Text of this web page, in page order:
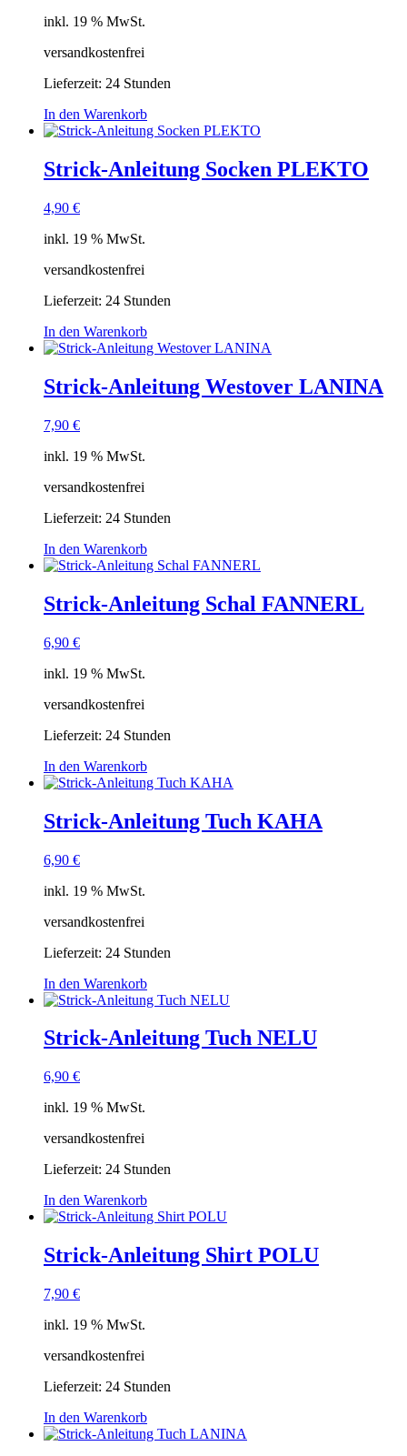
inkl. 19 % MwSt.
versandkostenfrei
Lieferzeit: 24 Stunden
In den Warenkorb
Strick-Anleitung Socken PLEKTO
4,90 €
inkl. 19 % MwSt.
versandkostenfrei
Lieferzeit: 24 Stunden
In den Warenkorb
Strick-Anleitung Westover LANINA
7,90 €
inkl. 19 % MwSt.
versandkostenfrei
Lieferzeit: 24 Stunden
In den Warenkorb
Strick-Anleitung Schal FANNERL
6,90 €
inkl. 19 % MwSt.
versandkostenfrei
Lieferzeit: 24 Stunden
In den Warenkorb
Strick-Anleitung Tuch KAHA
6,90 €
inkl. 19 % MwSt.
versandkostenfrei
Lieferzeit: 24 Stunden
In den Warenkorb
Strick-Anleitung Tuch NELU
6,90 €
inkl. 19 % MwSt.
versandkostenfrei
Lieferzeit: 24 Stunden
In den Warenkorb
Strick-Anleitung Shirt POLU
7,90 €
inkl. 19 % MwSt.
versandkostenfrei
Lieferzeit: 24 Stunden
In den Warenkorb